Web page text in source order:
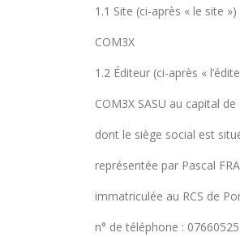
1.1 Site (ci-après « le site »)
COM3X
1.2 Éditeur (ci-après «
COM3X SASU au capital
dont le siège social est
représentée par Pascal
immatriculée au RCS de
n° de téléphone :